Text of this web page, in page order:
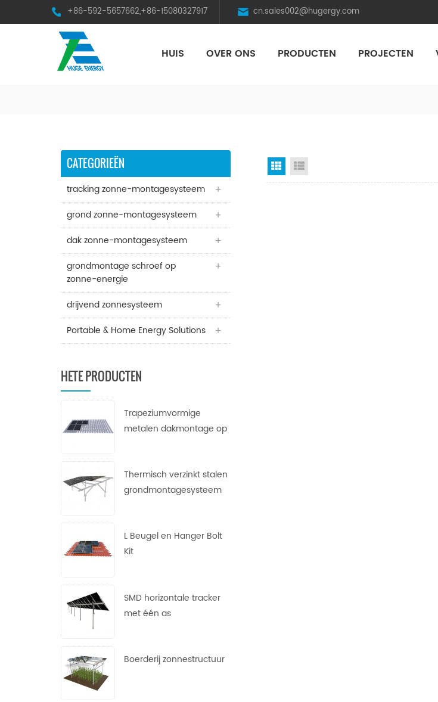
+86-592-5657662,+86-15080327917 cn.sales002@hugergy.com
HUIS OVER ONS PRODUCTEN PROJECTEN
CATEGORIEËN
tracking zonne-montagesysteem
grond zonne-montagesysteem
dak zonne-montagesysteem
grondmontage schroef op
zonne-energie
drijvend zonnesysteem
Portable & Home Energy Solutions
HETE PRODUCTEN
Trapeziumvormige
metalen dakmontage op
Thermisch verzinkt stalen
grondmontagesysteem
L Beugel en Hanger Bolt
Kit
SMD horizontale tracker
met één as
Boerderij zonnestructuur
Rasterweergave